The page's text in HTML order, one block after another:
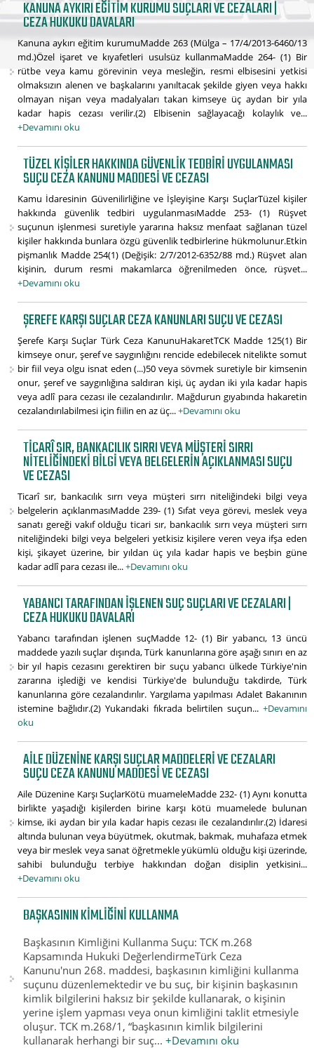
KANUNA AYKIRI EĞITIM KURUMU SUÇLARI VE CEZALARI |
CEZA HUKUKU DAVALARI
Kanuna aykırı eğitim kurumuMadde 263 (Mülga – 17/4/2013-6460/13
md.)Özel işaret ve kıyafetleri usulsüz kullanmaMadde 264- (1) Bir
rütbe veya kamu görevinin veya mesleğin, resmi elbisesini yetkisi
olmaksızın alenen ve başkalarını yanıltacak şekilde giyen veya hakkı
olmayan nişan veya madalyaları takan kimseye üç aydan bir yıla
kadar hapis cezası verilir.(2) Elbisenin sağlayacağı kolaylık ve...
+Devamını oku
TÜZEL KIŞILER HAKKINDA GÜVENLIK TEDBIRI UYGULANMASI
SUÇU CEZA KANUNU MADDESI VE CEZASI
Kamu İdaresinin Güvenilirliğine ve İşleyişine Karşı SuçlarTüzel kişiler
hakkında güvenlik tedbiri uygulanmasıMadde 253- (1) Rüşvet
suçunun işlenmesi suretiyle yararına haksız menfaat sağlanan tüzel
kişiler hakkında bunlara özgü güvenlik tedbirlerine hükmolunur.Etkin
pişmanlık Madde 254(1) (Değişik: 2/7/2012-6352/88 md.) Rüşvet alan
kişinin, durum resmi makamlarca öğrenilmeden önce, rüşvet...
+Devamını oku
ŞEREFE KARŞI SUÇLAR CEZA KANUNLARI SUÇU VE CEZASI
Şerefe Karşı Suçlar Türk Ceza KanunuHakaretTCK Madde 125(1) Bir
kimseye onur, şeref ve saygınlığını rencide edebilecek nitelikte somut
bir fiil veya olgu isnat eden (...)50 veya sövmek suretiyle bir kimsenin
onur, şeref ve saygınlığına saldıran kişi, üç aydan iki yıla kadar hapis
veya adlî para cezası ile cezalandırılır. Mağdurun gıyabında hakaretin
cezalandırılabilmesi için fiilin en az üç...+Devamını oku
TICARÎ SIR, BANKACILIK SIRRI VEYA MÜŞTERI SIRRI
NITELIĞINDEKI BILGI VEYA BELGELERIN AÇIKLANMASI SUÇU
VE CEZASI
Ticarî sır, bankacılık sırrı veya müşteri sırrı niteliğindeki bilgi veya
belgelerin açıklanmasıMadde 239- (1) Sıfat veya görevi, meslek veya
sanatı gereği vakıf olduğu ticari sır, bankacılık sırrı veya müşteri sırrı
niteliğindeki bilgi veya belgeleri yetkisiz kişilere veren veya ifşa eden
kişi, şikayet üzerine, bir yıldan üç yıla kadar hapis ve beşbin güne
kadar adlî para cezası ile...+Devamını oku
YABANCI TARAFINDAN IŞLENEN SUÇ SUÇLARI VE CEZALARI |
CEZA HUKUKU DAVALARI
Yabancı tarafından işlenen suçMadde 12- (1) Bir yabancı, 13 üncü
maddede yazılı suçlar dışında, Türk kanunlarına göre aşağı sınırı en az
bir yıl hapis cezasını gerektiren bir suçu yabancı ülkede Türkiye'nin
zararına işlediği ve kendisi Türkiye'de bulunduğu takdirde, Türk
kanunlarına göre cezalandırılır. Yargılama yapılması Adalet Bakanının
istemine bağlıdır.(2) Yukarıdaki fıkrada belirtilen suçun... +Devamını
oku
AILE DÜZENINE KARŞI SUÇLAR MADDELERI VE CEZALARI
SUÇU CEZA KANUNU MADDESI VE CEZASI
Aile Düzenine Karşı SuçlarKötü muameleMadde 232- (1) Aynı konutta
birlikte yaşadığı kişilerden birine karşı kötü muamelede bulunan
kimse, iki aydan bir yıla kadar hapis cezası ile cezalandırılır.(2) İdaresi
altında bulunan veya büyütmek, okutmak, bakmak, muhafaza etmek
veya bir meslek veya sanat öğretmekle yükümlü olduğu kişi üzerinde,
sahibi bulunduğu terbiye hakkından doğan disiplin yetkisini...
+Devamını oku
BAŞKASININ KIMLIĞINI KULLANMA
Başkasının Kimliğini Kullanma Suçu: TCK m.268
Kapsamında Hukuki DeğerlendirmeTürk Ceza
Kanunu'nun 268. maddesi, başkasının kimliğini kullanma
suçunu düzenlemektedir ve bu suç, bir kişinin başkasının
kimlik bilgilerini haksız bir şekilde kullanarak, o kişinin
yerine işlem yapması veya onun kimliğini taklit etmesiyle
oluşur. TCK m.268/1, “başkasının kimlik bilgilerini
kullanarak herhangi bir suç...+Devamını oku